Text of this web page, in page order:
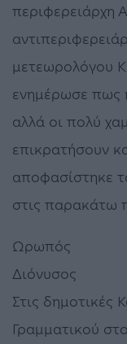
περιφερειάρχη
μετεωρολόγου
ενημέρωσε πως
αλλά οι πολύ
επικρατήσουν
αποφασίστηκε
στις παρακάτω
Ωρωπός
Διόνυσος
Στις δημοτικές
Γραμματικού